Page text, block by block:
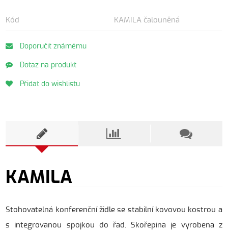
Kód KAMILA čalouněná
Doporučit známému
Dotaz na produkt
Přidat do wishlistu
KAMILA
Stohovatelná konferenční židle se stabilní kovovou kostrou a
s integrovanou spojkou do řad. Skořepina je vyrobena z